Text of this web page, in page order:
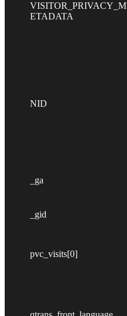
VISITOR_PRIVACY_M
ETADATA
NID
_ga
_gid
pvc_visits[0]